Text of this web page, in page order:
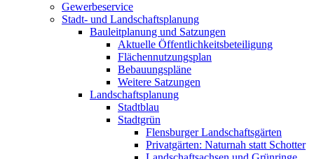
Gewerbeservice
Stadt- und Landschaftsplanung
Bauleitplanung und Satzungen
Aktuelle Öffentlichkeitsbeteiligung
Flächennutzungsplan
Bebauungspläne
Weitere Satzungen
Landschaftsplanung
Stadtblau
Stadtgrün
Flensburger Landschaftsgärten
Privatgärten: Naturnah statt Schotter